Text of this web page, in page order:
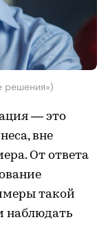
— это
вне
От ответа
такой